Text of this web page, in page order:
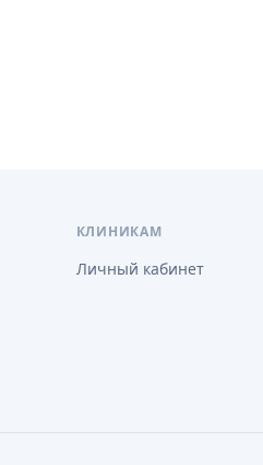
КЛИНИКАМ
Личный кабинет